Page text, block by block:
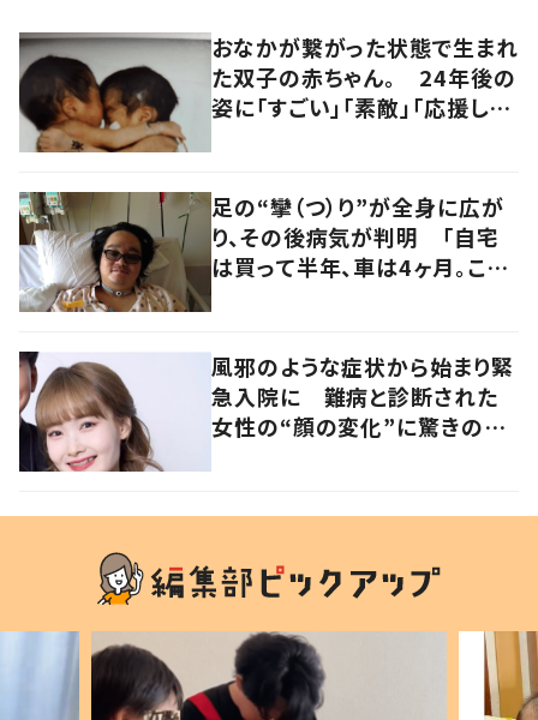
おなかが繋がった状態で生まれ
た双子の赤ちゃん。 24年後の
姿に「すごい」「素敵」「応援して
足の“攣（つ）り”が全身に広が
り、その後病気が判明 「自宅
は買って半年、車は4ヶ月。この
聞いた
風邪のような症状から始まり緊
急入院に 難病と診断された
女性の“顔の変化”に驚きの